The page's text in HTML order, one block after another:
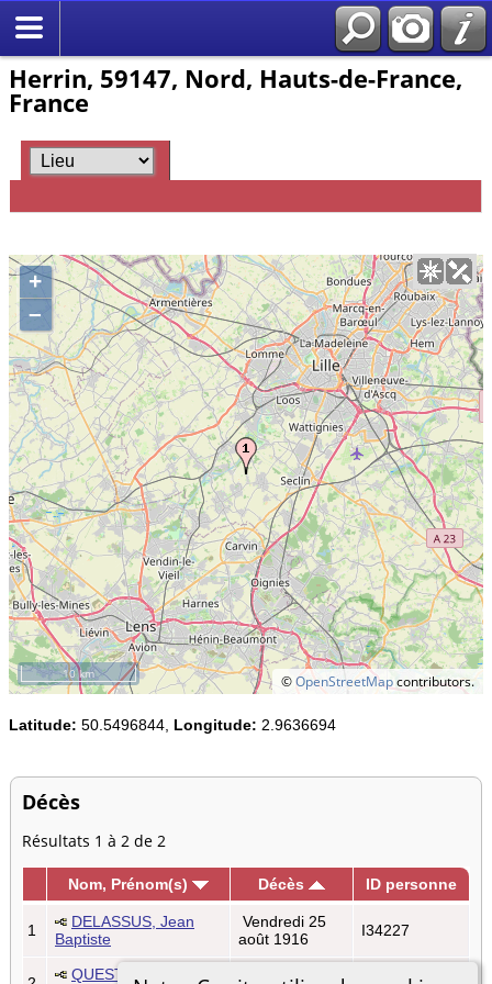
Herrin, 59147, Nord, Hauts-de-France,
France
+
–
©OpenStreetMapcontributors.
10 km
Latitude: 50.5496844, Longitude: 2.9636694
Décès
Résultats 1 à 2 de 2
Nom, Prénom(s) Décès ID personne
1
DELASSUS, Jean
Baptiste
Vendredi 25
août 1916
I34227
QUESTE, Victor Jean